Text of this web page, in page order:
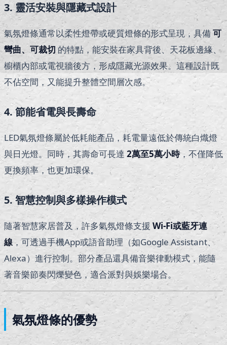
3. 靈活安裝與隱藏式設計
氣氛燈條通常以柔性燈帶或硬質燈條的形式呈現，具備可
彎曲、可裁切 的特點，能安裝在家具背後、天花板邊緣、
櫥櫃內部或電視牆後方，形成隱藏光源效果。這種設計既
不佔空間，又能提升整體空間層次感。
4. 節能省電與長壽命
LED氣氛燈條屬於低耗能產品，耗電量遠低於傳統白熾燈
與日光燈。同時，其壽命可長達 2萬至5萬小時，不僅降低
更換頻率，也更加環保。
5. 智慧控制與多樣操作模式
隨著智慧家居普及，許多氣氛燈條支援 Wi-Fi或藍牙連
線，可透過手機App或語音助理（如Google Assistant、
Alexa）進行控制。部分產品還具備音樂律動模式，能隨
著音樂節奏閃爍變色，適合派對與娛樂場合。
氣氛燈條的優勢